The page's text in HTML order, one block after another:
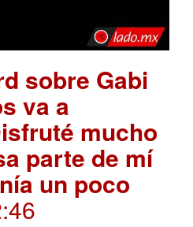
sobre Gabi
va a
mucho
parte de mí
un poco